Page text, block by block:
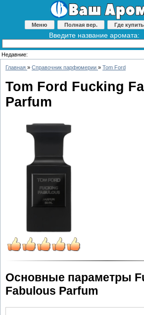
Меню Полная вер. Где
Введите название аромата:
Недавние:
Главная » Справочник парфюмерии » Tom Ford
Tom Ford Fucking
Parfum
Основные параметры
Fabulous Parfum